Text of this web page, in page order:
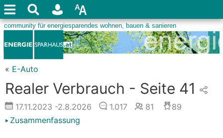
« E-Auto
Realer Verbrauch - Seite 41
17.11.2023 -2.8.2026 1.017 81
89
Zusammenfassung